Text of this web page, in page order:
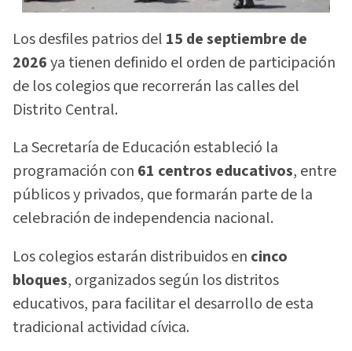
Los desfiles patrios del 15 de septiembre de
2026ya tienen definido el orden de participación
de los colegios que recorrerán las calles del
Distrito Central.
La Secretaría de Educación estableció la
programación con 61 centros educativos, entre
públicos y privados, que formarán parte de la
celebración de independencia nacional.
Los colegios estarán distribuidos en cinco
bloques, organizados según los distritos
educativos, para facilitar el desarrollo de esta
tradicional actividad cívica.